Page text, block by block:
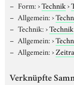
Form:›Technik›
Allgemein:›
Technik:›Technik
Allgemein:›
Allgemein:›
Verknüpfte